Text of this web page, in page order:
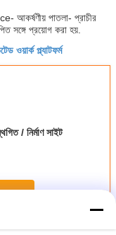
আকর্ষণীয় পাতলা- প্রাচীর
সঙ্গে প্রয়োগ করা হয়.
ওয়ার্ক প্ল্যাটফর্ম
/ নির্মাণ সাইট